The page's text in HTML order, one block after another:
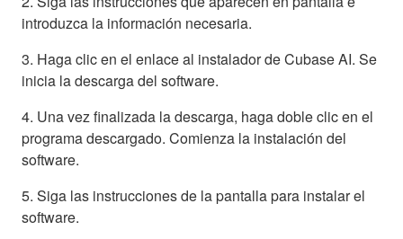
introduzca la información necesaria.
3. Haga clic en el enlace al instalador de Cubase AI. Se
inicia la descarga del software.
4. Una vez finalizada la descarga, haga doble clic en el
programa descargado. Comienza la instalación del
software.
5. Siga las instrucciones de la pantalla para instalar el
software.